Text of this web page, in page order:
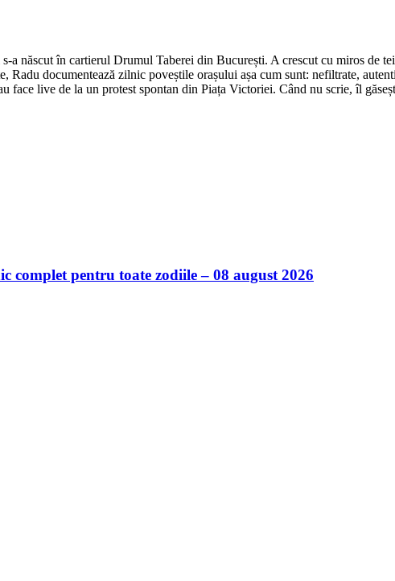
a născut în cartierul Drumul Taberei din București. A crescut cu miros de
Radu documentează zilnic poveștile orașului așa cum sunt: nefiltrate,
face live de la un protest spontan din Piața Victoriei. Când nu scrie, îl
complet pentru toate zodiile – 08 august 2026